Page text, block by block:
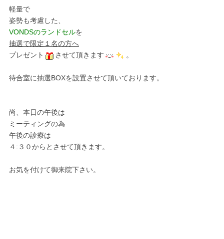
軽量で
姿勢も考慮した、
VONDSのランドセルを
抽選で限定１名の方へ
プレゼント
させて頂きます 。
待合室に抽選BOXを設置させて頂いております。
尚、本日の午後は
ミーティングの為
午後の診療は
４:３０からとさせて頂きます。
お気を付けて御来院下さい。